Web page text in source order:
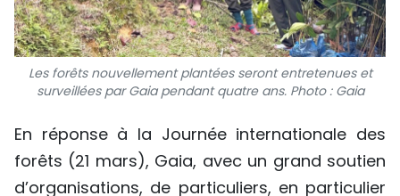
Les forêts nouvellement plantées seront entretenues et
surveillées par Gaia pendant quatre ans. Photo : Gaia
En réponse à la Journée internationale des
forêts (21 mars), Gaia, avec un grand soutien
d’organisations, de particuliers, en particulier